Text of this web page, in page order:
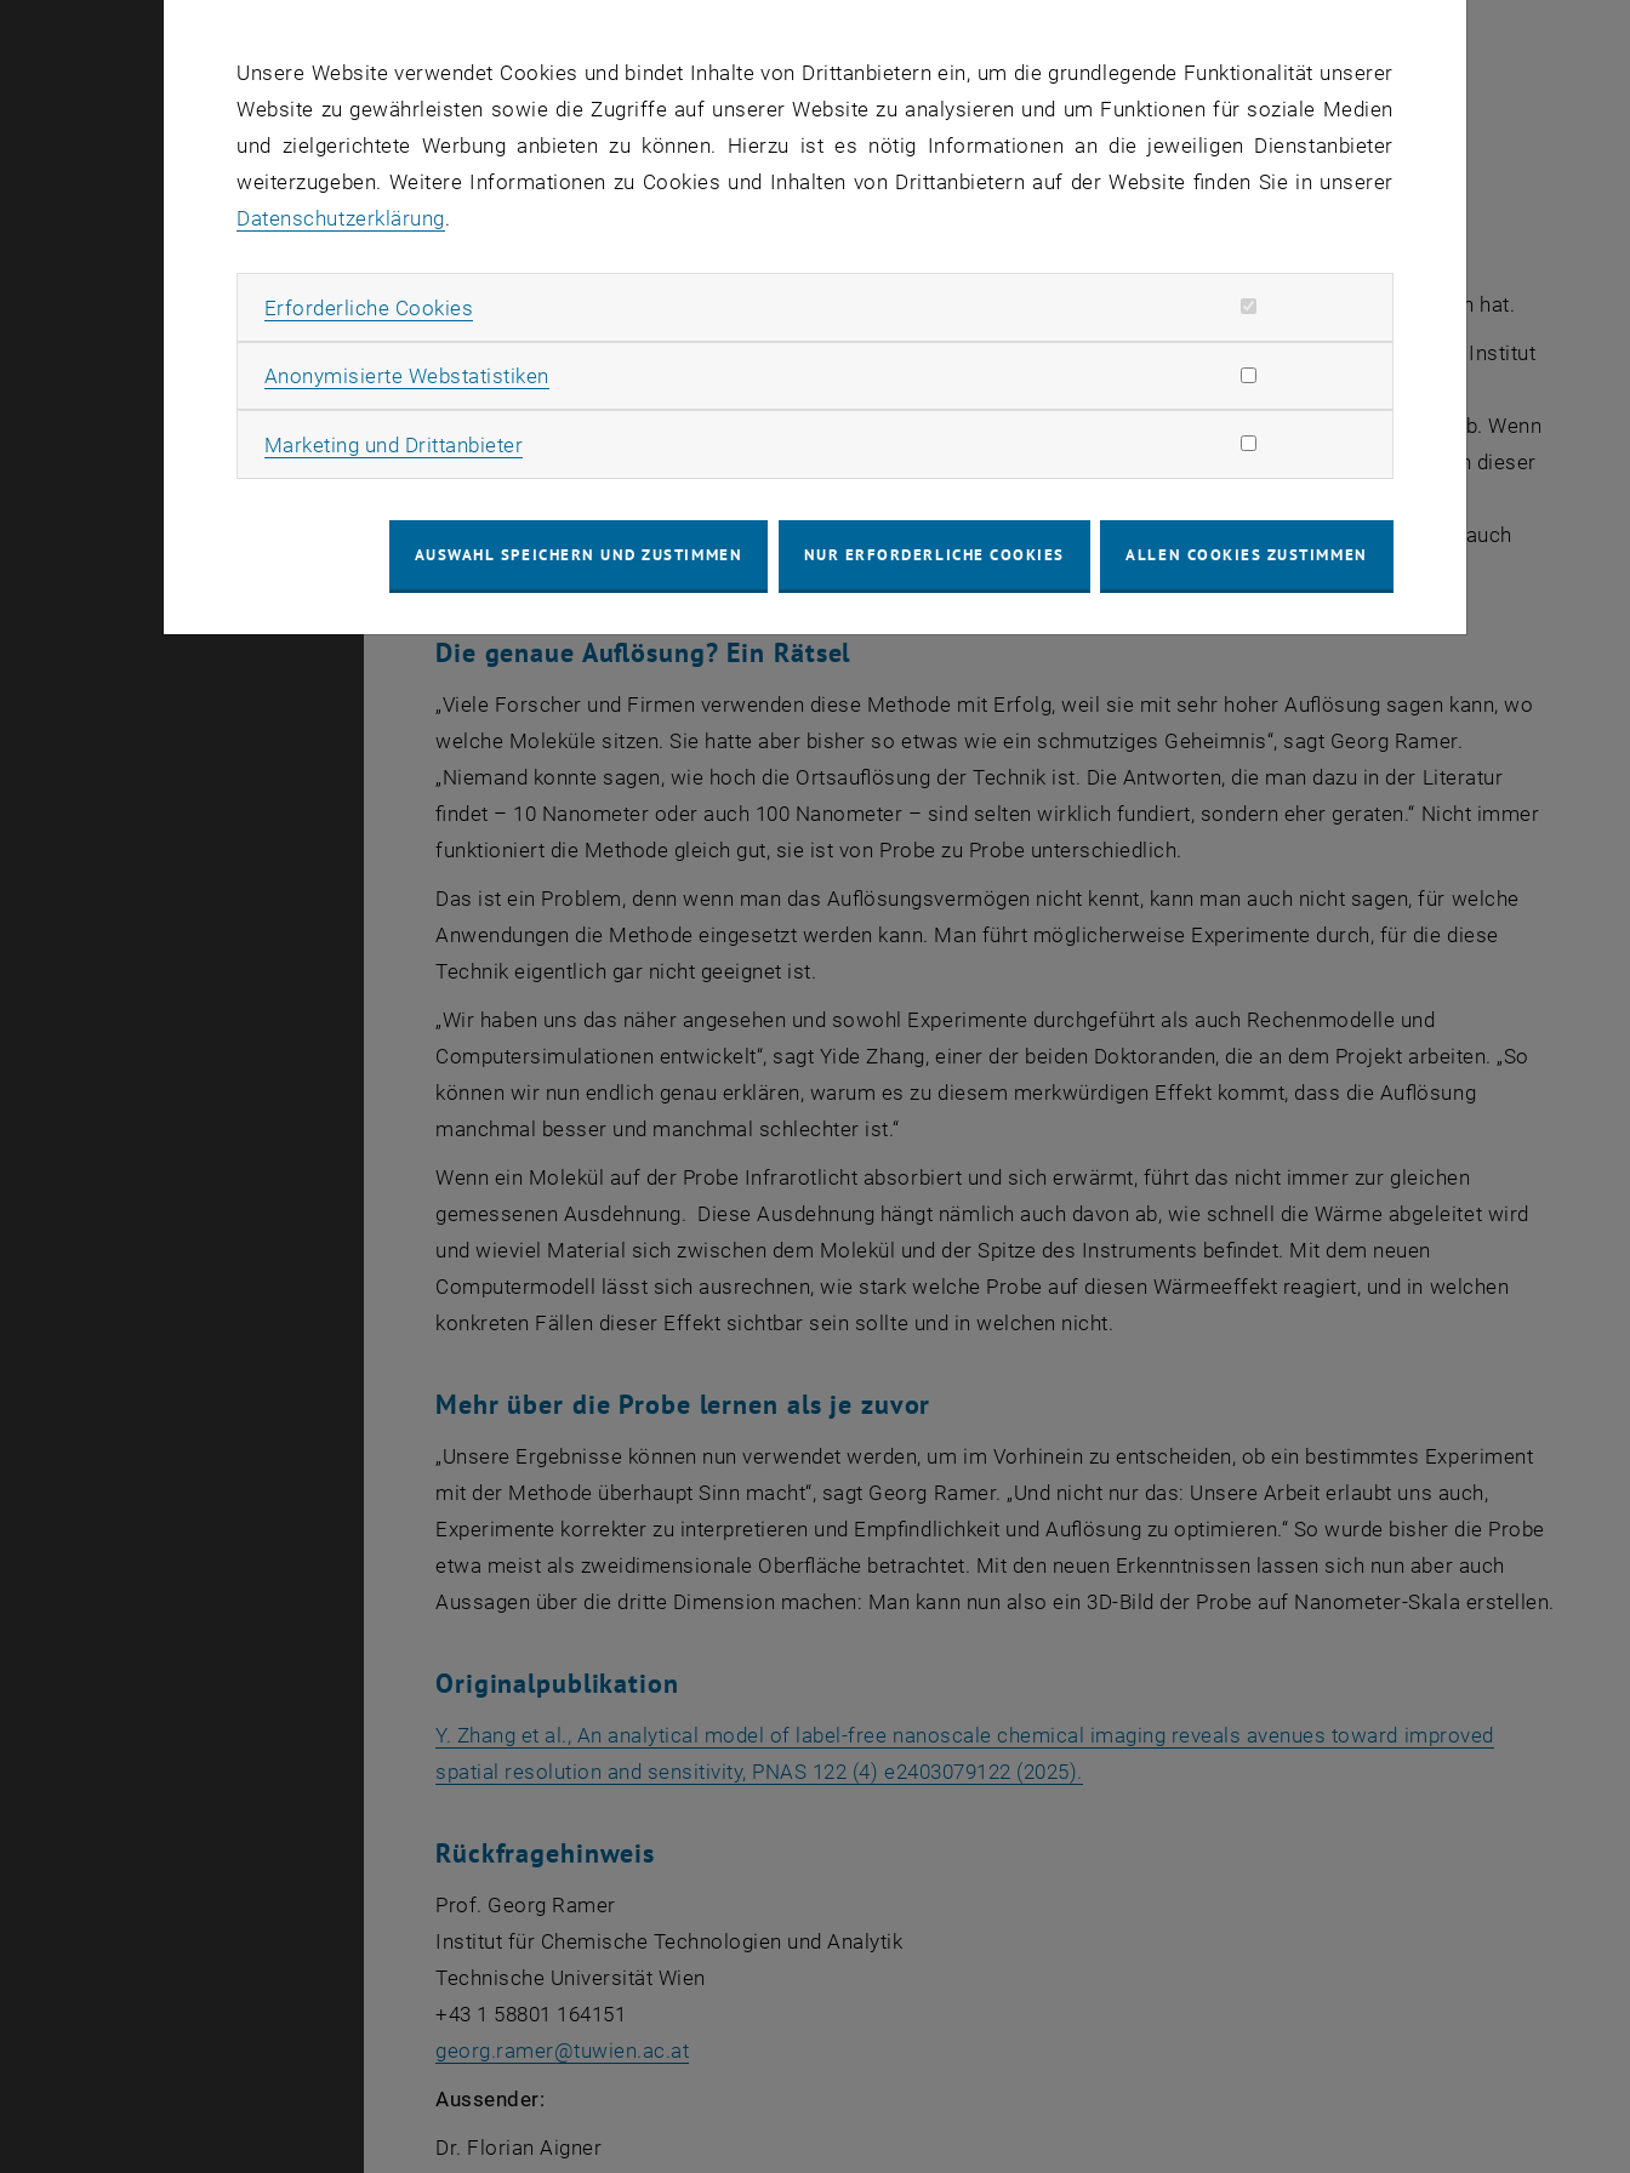
Rasterkraftmikroskope und Infrarotstrahlung
Die Mikroskopie-Technik AFM-IR wird bereits seit einigen Jahren an der TU Wien beforscht. Sie verbindet
Rasterkraftmikroskopie (atomic force microscopy – AFM) mit Infrarot-Spektroskopie (IR).
Um große Moleküle wie beispielsweise Proteine aufzuspüren, kann man Infrarotstrahlung verwenden:
Unterschiedliche Moleküle reagieren auf unterschiedliche Infrarot-Wellenlängen. Durch Messung bei vielen
unterschiedlichen Infrarot-Wellenlängen ergibt sich ein sogenanntes Infrarotspektrum – so etwas wie der
Fingerabdruck eines Moleküls. An diesem Spektrum lässt sich erkennen, mit welchem Molekül man es zu tun hat.
„Allerdings weiß man dann noch nicht, wo sich dieses Molekül genau befindet“, sagt Prof. Georg Ramer vom Institut
für Chemische Technologien und Analytik der TU Wien. Man kann aber diese Infrarot-Methode mit einem
Rasterkraftmikroskop kombinieren. Dabei tastet man die Oberfläche der Probe mit einer sehr feinen Spitze ab. Wenn
an einer bestimmten Stelle ein Molekül sitzt, das gerade Infrarotstrahlung aufnimmt, dann führt das genau an dieser
Rasterkraftmikroskop messen. Man weiß dann also nicht nur, um welches Molekül es sich handelt, sondern auch
Die genaue Auflösung? Ein Rätsel
„Viele Forscher und Firmen verwenden diese Methode mit Erfolg, weil sie mit sehr hoher Auflösung sagen kann, wo
welche Moleküle sitzen. Sie hatte aber bisher so etwas wie ein schmutziges Geheimnis“, sagt Georg Ramer.
„Niemand konnte sagen, wie hoch die Ortsauflösung der Technik ist. Die Antworten, die man dazu in der Literatur
findet – 10 Nanometer oder auch 100 Nanometer – sind selten wirklich fundiert, sondern eher geraten.“ Nicht immer
funktioniert die Methode gleich gut, sie ist von Probe zu Probe unterschiedlich.
Das ist ein Problem, denn wenn man das Auflösungsvermögen nicht kennt, kann man auch nicht sagen, für welche
Anwendungen die Methode eingesetzt werden kann. Man führt möglicherweise Experimente durch, für die diese
Technik eigentlich gar nicht geeignet ist.
„Wir haben uns das näher angesehen und sowohl Experimente durchgeführt als auch Rechenmodelle und
Computersimulationen entwickelt“, sagt Yide Zhang, einer der beiden Doktoranden, die an dem Projekt arbeiten. „So
können wir nun endlich genau erklären, warum es zu diesem merkwürdigen Effekt kommt, dass die Auflösung
manchmal besser und manchmal schlechter ist.“
Wenn ein Molekül auf der Probe Infrarotlicht absorbiert und sich erwärmt, führt das nicht immer zur gleichen
gemessenen Ausdehnung. Diese Ausdehnung hängt nämlich auch davon ab, wie schnell die Wärme abgeleitet wird
und wieviel Material sich zwischen dem Molekül und der Spitze des Instruments befindet. Mit dem neuen
Computermodell lässt sich ausrechnen, wie stark welche Probe auf diesen Wärmeeffekt reagiert, und in welchen
konkreten Fällen dieser Effekt sichtbar sein sollte und in welchen nicht.
Mehr über die Probe lernen als je zuvor
„Unsere Ergebnisse können nun verwendet werden, um im Vorhinein zu entscheiden, ob ein bestimmtes Experiment
mit der Methode überhaupt Sinn macht“, sagt Georg Ramer. „Und nicht nur das: Unsere Arbeit erlaubt uns auch,
Experimente korrekter zu interpretieren und Empfindlichkeit und Auflösung zu optimieren.“ So wurde bisher die Probe
etwa meist als zweidimensionale Oberfläche betrachtet. Mit den neuen Erkenntnissen lassen sich nun aber auch
Aussagen über die dritte Dimension machen: Man kann nun also ein 3D-Bild der Probe auf Nanometer-Skala erstellen.
Originalpublikation
Y. Zhang et al., An analytical model of label-free nanoscale chemical imaging reveals avenues toward improved
spatial resolution and sensitivity, PNAS 122 (4) e2403079122 (2025).
Rückfragehinweis
Prof. Georg Ramer
Institut für Chemische Technologien und Analytik
Technische Universität Wien
+43 1 58801 164151
georg.ramer@tuwien.ac.at
Aussender:
Dr. Florian Aigner
Unsere Website verwendet Cookies und bindet Inhalte von Drittanbietern ein, um die grundlegende Funktionalität unserer
Website zu gewährleisten sowie die Zugriffe auf unserer Website zu analysieren und um Funktionen für soziale Medien
und zielgerichtete Werbung anbieten zu können. Hierzu ist es nötig Informationen an die jeweiligen Dienstanbieter
weiterzugeben. Weitere Informationen zu Cookies und Inhalten von Drittanbietern auf der Website finden Sie in unserer
Datenschutzerklärung.
Erforderliche Cookies
Anonymisierte Webstatistiken
Marketing und DrittanbieterMarketing Cookies zulassen
AUSWAHL SPEICHERN UND ZUSTIMMEN NUR ERFORDERLICHE COOKIES ALLEN COOKIES ZUSTIMMEN